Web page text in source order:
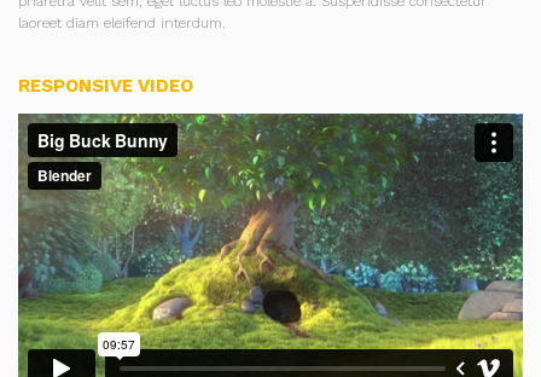
laoreet diam eleifend interdum.
RESPONSIVE VIDEO